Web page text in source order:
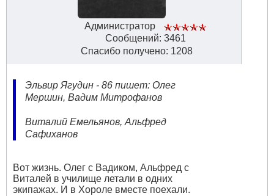
Администратор
Сообщений: 3461
Спасибо получено: 1208
Эльвир Ягудин - 86 пишет: Олег
Мершин, Вадим Митрофанов
Виталий Емельянов, Альфред
Сафиханов
Вот жизнь. Олег с Вадиком, Альфред с
Виталей в училище летали в одних
экипажах. И в Хороле вместе поехали.